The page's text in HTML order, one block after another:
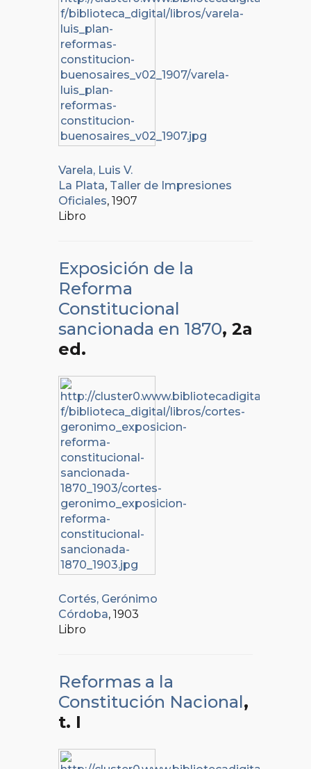
Varela, Luis V.
La Plata, Taller de Impresiones
Oficiales, 1907
Libro
Exposición de la
Reforma
Constitucional
sancionada en 1870, 2a
ed.
Cortés, Gerónimo
Córdoba, 1903
Libro
Reformas a la
Constitución Nacional,
t. I